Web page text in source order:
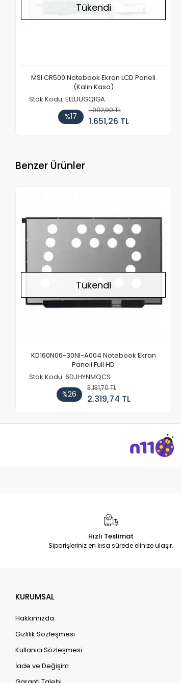
Tükendi
MSI CR500 Notebook Ekran LCD Paneli
(Kalın Kasa)
Stok Kodu: ELLUUGQIGA
%17
1.992,90 TL
1.651,26 TL
Benzer Ürünler
Tükendi
KD160N06-30NI-A004 Notebook Ekran
Paneli Full HD
Stok Kodu: 6DJHYNMQCS
%26
3.131,70 TL
2.319,74 TL
Hızlı Teslimat
Siparişleriniz en kısa sürede elinize ulaşır.
KURUMSAL
Hakkımızda
Gizlilik Sözleşmesi
Kullanıcı Sözleşmesi
İade ve Değişim